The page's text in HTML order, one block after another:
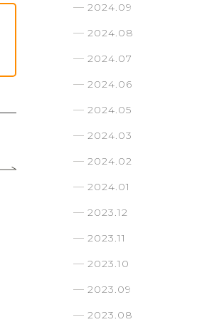
2024.09
2024.08
2024.07
2024.06
2024.05
2024.03
2024.02
2024.01
2023.12
2023.11
2023.10
2023.09
2023.08